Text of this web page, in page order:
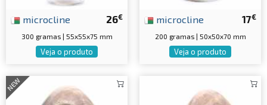
26€
microcline
300 gramas | 55x55x75 mm
Veja o produto
17€
microcline
200 gramas | 50x50x70 mm
Veja o produto
NEW